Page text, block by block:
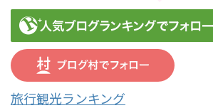
旅行観光ランキング